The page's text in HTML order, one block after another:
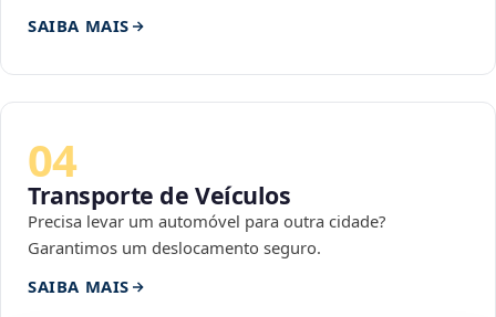
SAIBA MAIS
04
Transporte de Veículos
Precisa levar um automóvel para outra cidade?
Garantimos um deslocamento seguro.
SAIBA MAIS